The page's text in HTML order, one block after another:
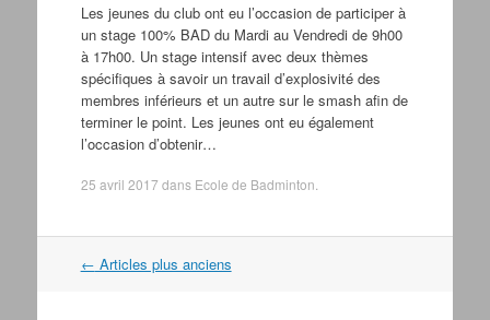
Les jeunes du club ont eu l’occasion de participer à
un stage 100% BAD du Mardi au Vendredi de 9h00
à 17h00. Un stage intensif avec deux thèmes
spécifiques à savoir un travail d’explosivité des
membres inférieurs et un autre sur le smash afin de
terminer le point. Les jeunes ont eu également
l’occasion d’obtenir…
25 avril 2017 dans Ecole de Badminton
Navigation dans les articles
← Articles plus anciens